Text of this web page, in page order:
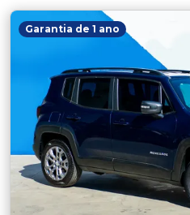
Garantia de 1 ano